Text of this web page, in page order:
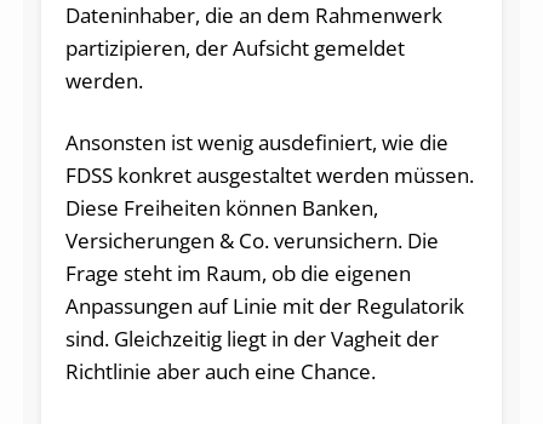
Dateninhaber, die an dem Rahmenwerk
partizipieren, der Aufsicht gemeldet
werden.
Ansonsten ist wenig ausdefiniert, wie die
FDSS konkret ausgestaltet werden müssen.
Diese Freiheiten können Banken,
Versicherungen & Co. verunsichern. Die
Frage steht im Raum, ob die eigenen
Anpassungen auf Linie mit der Regulatorik
sind. Gleichzeitig liegt in der Vagheit der
Richtlinie aber auch eine Chance.